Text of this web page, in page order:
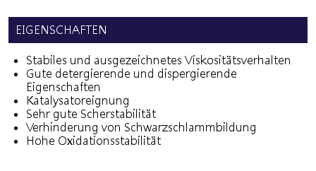
EIGENSCHAFTEN
Stabiles und ausgezeichnetes Viskositätsverhalten
Gute detergierende und dispergierende
Eigenschaften
Katalysatoreignung
Sehr gute Scherstabilität
Verhinderung von Schwarzschlammbildung
Hohe Oxidationsstabilität